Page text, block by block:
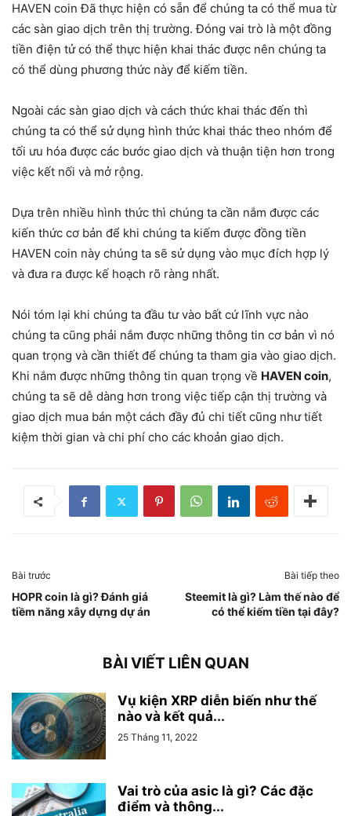
HAVEN coin Đã thực hiện có sẵn để chúng ta có thể mua từ
các sàn giao dịch trên thị trường. Đóng vai trò là một đồng
tiền điện tử có thể thực hiện khai thác được nên chúng ta
có thể dùng phương thức này để kiếm tiền.
Ngoài các sàn giao dịch và cách thức khai thác đến thì
chúng ta có thể sử dụng hình thức khai thác theo nhóm để
tối ưu hóa được các bước giao dịch và thuận tiện hơn trong
việc kết nối và mở rộng.
Dựa trên nhiều hình thức thì chúng ta cần nắm được các
kiến thức cơ bản để khi chúng ta kiếm được đồng tiền
HAVEN coin này chúng ta sẽ sử dụng vào mục đích hợp lý
và đưa ra được kế hoạch rõ ràng nhất.
Nói tóm lại khi chúng ta đầu tư vào bất cứ lĩnh vực nào
chúng ta cũng phải nắm được những thông tin cơ bản vì nó
quan trọng và cần thiết để chúng ta tham gia vào giao dịch.
Khi nắm được những thông tin quan trọng về HAVEN coin,
chúng ta sẽ dễ dàng hơn trong việc tiếp cận thị trường và
giao dịch mua bán một cách đầy đủ chi tiết cũng như tiết
kiệm thời gian và chi phí cho các khoản giao dịch.
Bài trước
HOPR coin là gì? Đánh giá
tiềm năng xây dựng dự án
Bài tiếp theo
Steemit là gì? Làm thế nào để
có thể kiếm tiền tại đây?
BÀI VIẾT LIÊN QUAN
Vụ kiện XRP diễn biến như thế
nào và kết quả...
25 Tháng 11, 2022
Vai trò của asic là gì? Các đặc
điểm và thông...